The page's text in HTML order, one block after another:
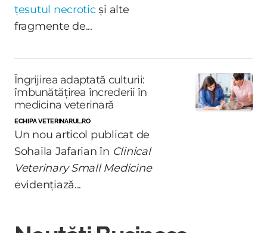
țesutul necroticși alte
fragmente de...
Îngrijirea adaptată culturii:
îmbunătățirea încrederii în
medicina veterinară
ECHIPA VETERINARUL.RO
Un nou articol publicat de
Sohaila Jafarian în Clinical
Veterinary Small Medicine
evidențiază...